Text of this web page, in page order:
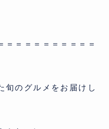
＝＝＝＝＝＝＝＝＝＝
旬のグルメをお届けし